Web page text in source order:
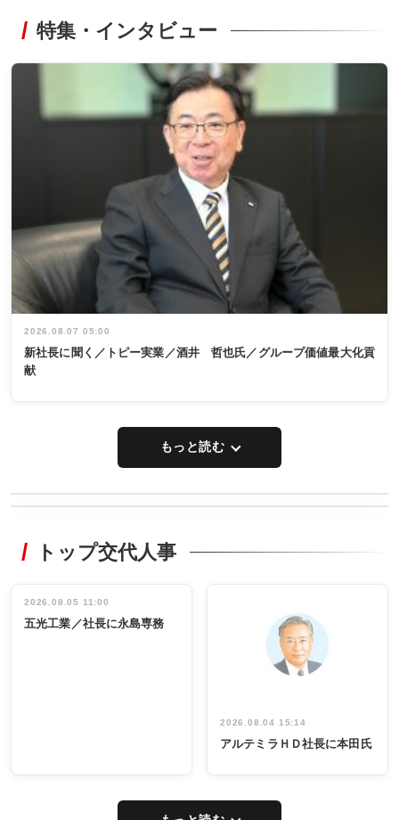
特集・インタビュー
2026.08.07 05:00
新社長に聞く／トピー実業／酒井 哲也氏／グループ価値最大化貢
献
もっと読む
非鉄業界で
インタビュ
ー／社内ア
タックトレー
祝う 業界関
係者ら220人
出席
トップ交代人事
2026.08.05 11:00
五光工業／社長に永島専務
2026.08.04 15:14
アルテミラＨＤ社長に本田氏